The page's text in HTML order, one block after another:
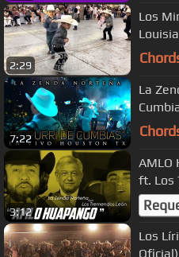
2:29
Los
7:22
La
3:12
AMLO
ft. Los
Los
Oficial)